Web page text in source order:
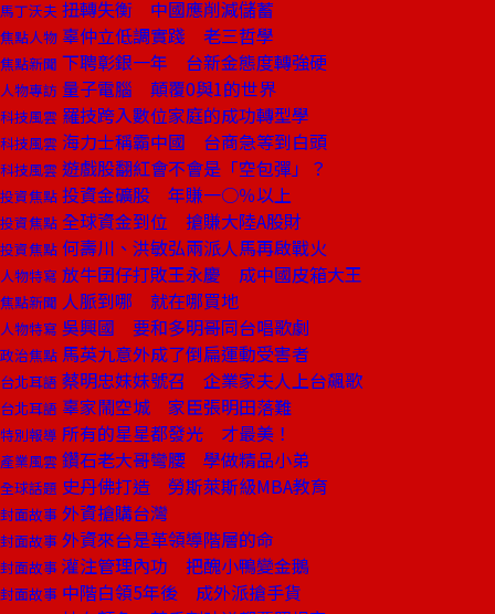
馬丁沃夫 扭轉失衡 中國應削減儲蓄
焦點人物 辜仲立低調實踐 老三哲學
焦點新聞 下聘彰銀一年 台新金態度轉強硬
人物專訪 量子電腦 顛覆0與1的世界
科技風雲 羅技跨入數位家庭的成功轉型學
科技風雲 海力士稱霸中國 台商急等到白頭
科技風雲 遊戲股翻紅會不會是「空包彈」？
投資焦點 投資金礦股 年賺一○％以上
投資焦點 全球資金到位 搶賺大陸A股財
投資焦點 何壽川、洪敏弘兩派人馬再啟戰火
人物特寫 放牛囝仔打敗王永慶 成中國皮箱大王
焦點新聞 人脈到哪 就在哪買地
人物特寫 吳興國 要和多明哥同台唱歌劇
政治焦點 馬英九意外成了倒扁運動受害者
台北耳語 蔡明忠妹妹號召 企業家夫人上台飆歌
台北耳語 辜家鬧空城 家臣張明田落難
特別報導 所有的星星都發光 才最美！
產業風雲 鑽石老大哥彎腰 學做精品小弟
全球話題 史丹佛打造 勞斯萊斯級MBA教育
封面故事 外資搶購台灣
封面故事 外資來台是革領導階層的命
封面故事 灌注管理內功 把醜小鴨變金鵝
封面故事 中階白領5年後 成外派搶手貨